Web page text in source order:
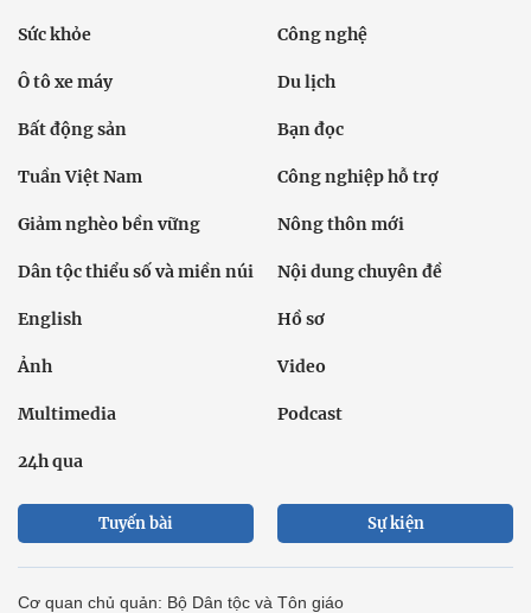
Sức khỏe Công nghệ
Ô tô xe máy Du lịch
Bất động sản Bạn đọc
Tuần Việt Nam Công nghiệp hỗ trợ
Giảm nghèo bền vững Nông thôn mới
Dân tộc thiểu số và miền núi Nội dung chuyên đề
English Hồ sơ
Ảnh Video
Multimedia Podcast
24h qua
Tuyến bài Sự kiện
Cơ quan chủ quản: Bộ Dân tộc và Tôn giáo